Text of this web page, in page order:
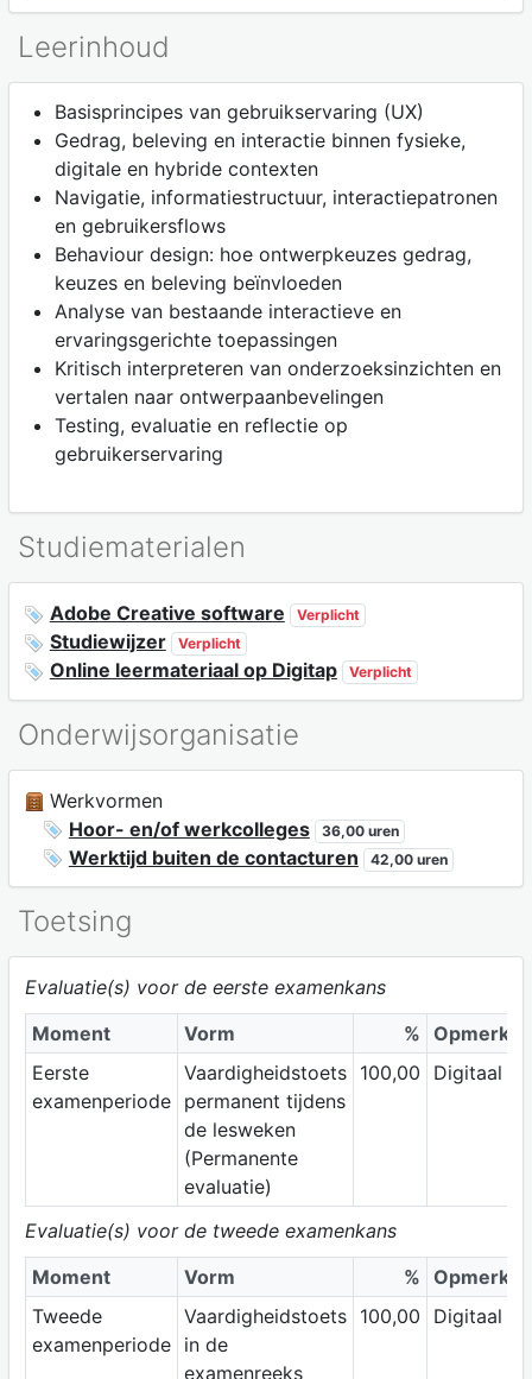
Leerinhoud
Basisprincipes van gebruikservaring (UX)
Gedrag, beleving en interactie binnen fysieke,
digitale en hybride contexten
Navigatie, informatiestructuur, interactiepatronen
en gebruikersflows
Behaviour design: hoe ontwerpkeuzes gedrag,
keuzes en beleving beïnvloeden
Analyse van bestaande interactieve en
ervaringsgerichte toepassingen
Kritisch interpreteren van onderzoeksinzichten en
vertalen naar ontwerpaanbevelingen
Testing, evaluatie en reflectie op
gebruikerservaring
Studiematerialen
Adobe Creative software Verplicht
Studiewijzer Verplicht
Online leermateriaal op Digitap Verplicht
Onderwijsorganisatie
Werkvormen
Hoor- en/of werkcolleges
36,00 uren
Werktijd buiten de contacturen 42,00 uren
Toetsing
Evaluatie(s) voor de eerste examenkans
Moment
Vorm %
Eerste
examenperiode
Vaardigheidstoets
permanent tijdens
de lesweken
(Permanente
evaluatie)
100,00 Digitaal
Evaluatie(s) voor de tweede examenkans
Moment
Vorm %
Tweede
examenperiode
Vaardigheidstoets
in de
examenreeks
100,00 Digitaal